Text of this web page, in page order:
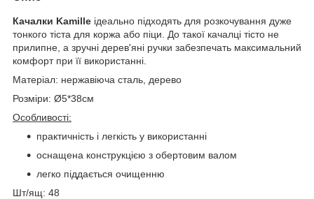
Качалки Kamille ідеально підходять для розкочування дуже
тонкого тіста для коржа або піци. До такої качалці тісто не
прилипне, а зручні дерев'яні ручки забезпечать максимальний
комфорт при її використанні.
Матеріал: нержавіюча сталь, дерево
Розміри: Ø5*38см
Особливості:
практичність і легкість у використанні
оснащена конструкцією з обертовим валом
легко піддається очищенню
Шт/ящ: 48